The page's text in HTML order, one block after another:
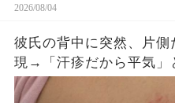
2026/08/04
彼氏の背中に突然、片
現→「汗疹だから平気」
がすぐ服を下ろさせた理